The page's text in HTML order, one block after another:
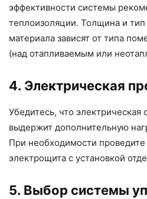
эффективности системы
теплоизоляции. Толщина и
материала зависят от типа
(над отапливаемым или
4. Электрическая
Убедитесь, что
выдержит дополнительную
При необходимости
электрощита с установкой
5. Выбор системы